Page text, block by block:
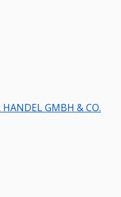
HANDEL GMBH & CO.